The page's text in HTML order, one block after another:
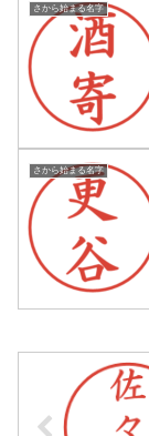
さから始まる名字
さから始まる名字